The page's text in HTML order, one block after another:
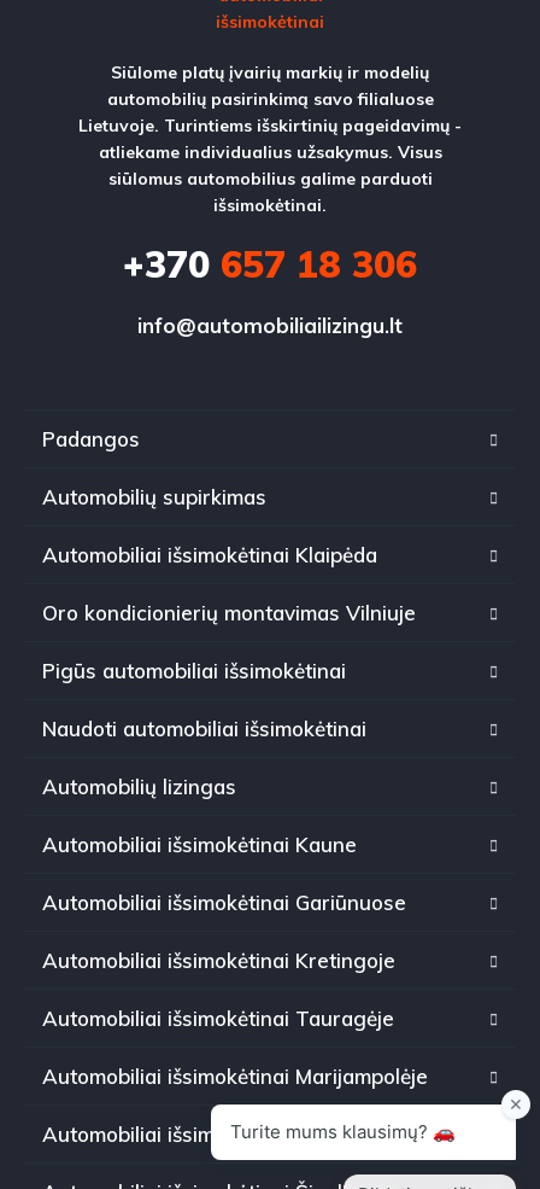
Siūlome platų įvairių markių ir modelių
automobilių pasirinkimą savo filialuose
Lietuvoje. Turintiems išskirtinių pageidavimų -
atliekame individualius užsakymus. Visus
siūlomus automobilius galime parduoti
išsimokėtinai.
+370 657 18 306
info@automobiliailizingu.lt
Padangos
Automobilių supirkimas
Automobiliai išsimokėtinai Klaipėda
Oro kondicionierių montavimas Vilniuje
Pigūs automobiliai išsimokėtinai
Naudoti automobiliai išsimokėtinai
Automobilių lizingas
Automobiliai išsimokėtinai Kaune
Automobiliai išsimokėtinai Gariūnuose
Automobiliai išsimokėtinai Kretingoje
Automobiliai išsimokėtinai Tauragėje
Automobiliai išsimokėtinai Marijampolėje
Automobiliai išsimokėtinai Panevėžyje